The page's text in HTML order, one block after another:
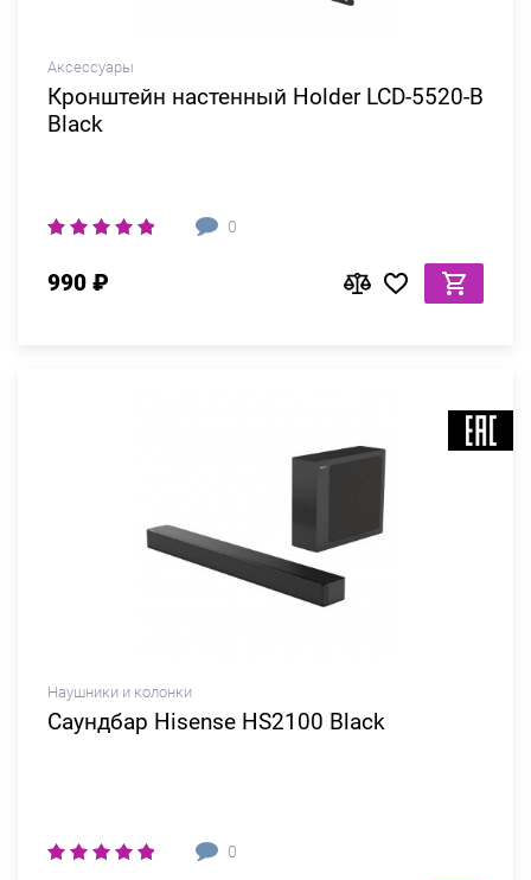
Аксессуары
Кронштейн настенный Holder LCD-5520-B
Black
0
990 ₽
Наушники и колонки
Саундбар Hisense HS2100 Black
0